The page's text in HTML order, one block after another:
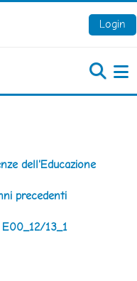
Login
dell'Educazione
precedenti
E00_12/13_1